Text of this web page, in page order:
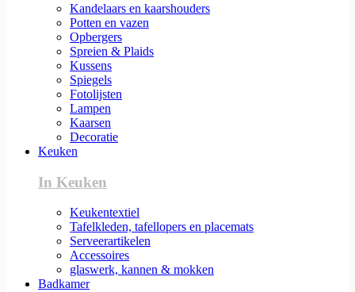
Kandelaars en kaarshouders
Potten en vazen
Opbergers
Spreien & Plaids
Kussens
Spiegels
Fotolijsten
Lampen
Kaarsen
Decoratie
Keuken
In Keuken
Keukentextiel
Tafelkleden, tafellopers en placemats
Serveerartikelen
Accessoires
glaswerk, kannen & mokken
Badkamer